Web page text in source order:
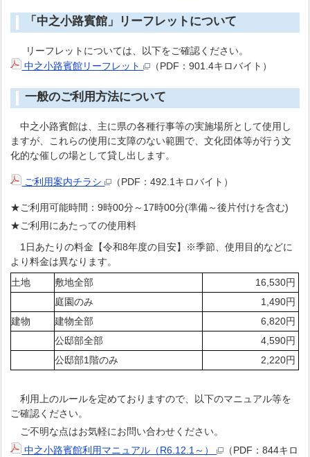
「中之小路賓館」リーフレットについて
リーフレットについては、以下をご確認ください。
中之小路賓館リーフレット
（PDF：901.4キロバイト）
一般のご利用方法について
中之小路賓館は、主に県の各種行事等の実施場所として使用し
ますが、これらの使用に支障のない範囲で、文化団体等が行う文
化的な催しの場として貸し出します。
ご利用案内チラシ （PDF：492.1キロバイト）
★ご利用可能時間：9時00分～17時00分(準備～後片付けを含む)
★ご利用にあたっての使用料
1日あたりの料金【令和8年度の目安】※季節、使用目的などに
より料金は異なります。
土地
敷地全部
16,530円
庭園のみ
1,490円
建物
建物全部
6,820円
公邸部全部
4,590円
公邸部1階のみ
2,220円
利用上のルールを定めておりますので、以下のマニュアル等を
ご確認ください。
ご不明な点はお気軽にお問い合わせください。
中之小路賓館利用マニュアル（R6.12.1～）
（PDF：844キロ